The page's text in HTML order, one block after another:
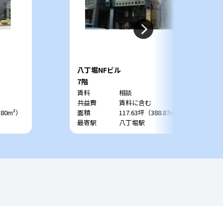
）
八丁堀NFビル
7階
賃料
相談
共益費
賃料に含む
面積
117.63坪（388.87m²）
最寄駅
八丁堀駅